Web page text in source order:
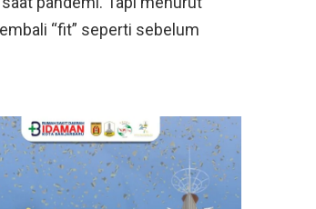
“fit” seperti sebelum